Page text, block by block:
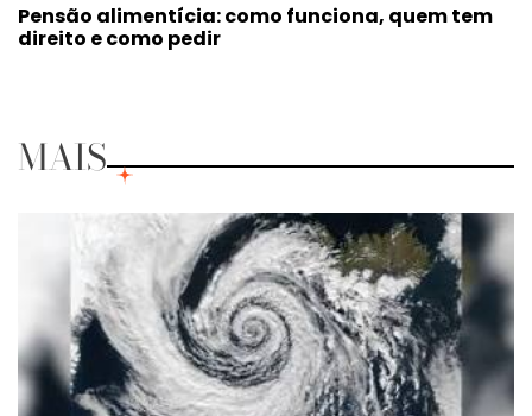
Pensão alimentícia: como funciona, quem tem
direito e como pedir
MAIS